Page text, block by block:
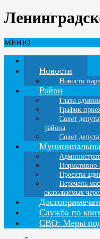
МЕНЮ
Новости
Новости
Район
Глава
График
Совет
района
Совет
Проекты
Перечень
оказываемых
Служба по
СВО: Меры